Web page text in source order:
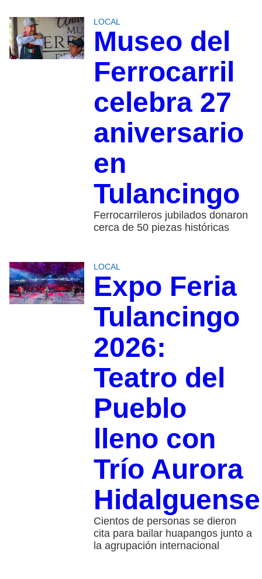
LOCAL
Museo del
Ferrocarril
celebra 27
aniversario
en
Tulancingo
Ferrocarrileros jubilados donaron
cerca de 50 piezas históricas
LOCAL
Expo Feria
Tulancingo
2026:
Teatro del
Pueblo
lleno con
Trío Aurora
Hidalguense
Cientos de personas se dieron
cita para bailar huapangos junto a
la agrupación internacional